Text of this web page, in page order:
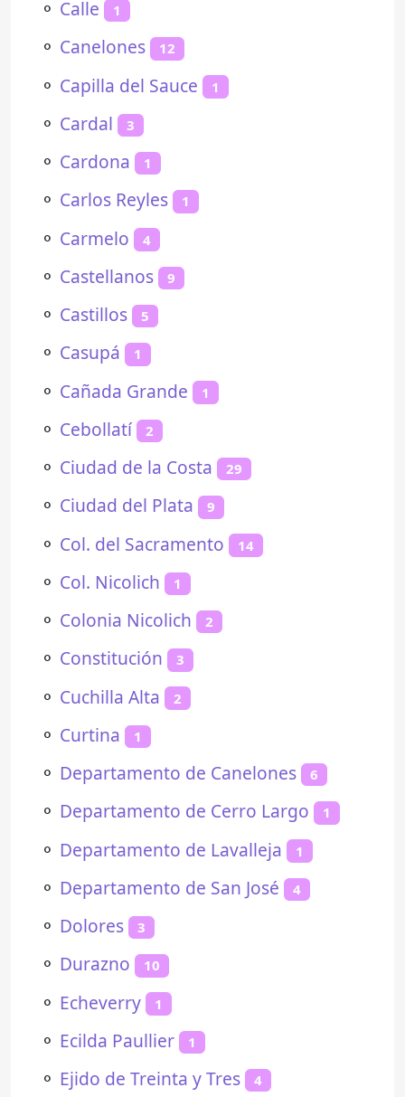
⚬ Calle 1
⚬ Canelones 12
⚬ Capilla del Sauce 1
⚬ Cardal 3
⚬ Cardona 1
⚬ Carlos Reyles 1
⚬ Carmelo 4
⚬ Castellanos 9
⚬ Castillos 5
⚬ Casupá 1
⚬ Cañada Grande 1
⚬ Cebollatí 2
⚬ Ciudad de la Costa 29
⚬ Ciudad del Plata 9
⚬ Col. del Sacramento 14
⚬ Col. Nicolich 1
⚬ Colonia Nicolich 2
⚬ Constitución 3
⚬ Cuchilla Alta 2
⚬ Curtina 1
⚬ Departamento de Canelones 6
⚬ Departamento de Cerro Largo 1
⚬ Departamento de Lavalleja 1
⚬ Departamento de San José 4
⚬ Dolores 3
⚬ Durazno 10
⚬ Echeverry 1
⚬ Ecilda Paullier 1
⚬ Ejido de Treinta y Tres 4